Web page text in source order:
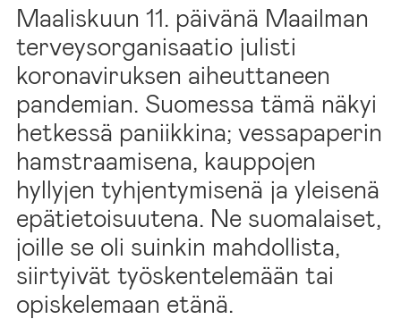
Maaliskuun 11. päivänä Maailman
terveysorganisaatio julisti
koronaviruksen aiheuttaneen
pandemian. Suomessa tämä näkyi
hetkessä paniikkina; vessapaperin
hamstraamisena, kauppojen
hyllyjen tyhjentymisenä ja yleisenä
epätietoisuutena. Ne suomalaiset,
joille se oli suinkin mahdollista,
siirtyivät työskentelemään tai
opiskelemaan etänä.